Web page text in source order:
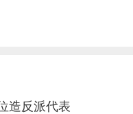
造反派代表